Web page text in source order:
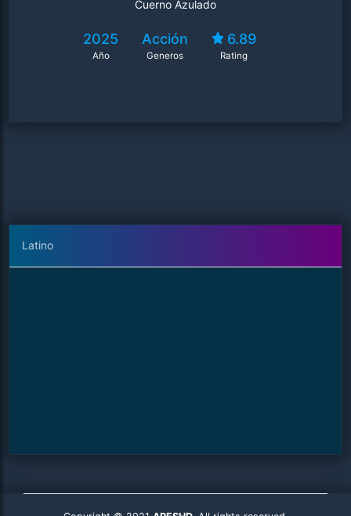
Cuerno Azulado
2025
Año
Acción
Generos
6.89
Rating
Latino